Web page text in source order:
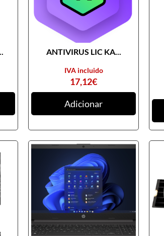
ANTIVIRUS LIC KA...
17,12€
IVA incluido
Adicionar